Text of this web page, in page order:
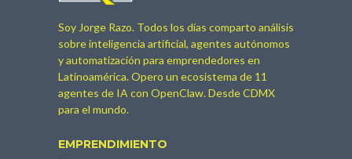
Soy Jorge Razo. Todos los días comparto análisis
sobre inteligencia artificial, agentes autónomos
y automatización para emprendedores en
Latinoamérica. Opero un ecosistema de 11
agentes de IA con OpenClaw. Desde CDMX
para el mundo.
EMPRENDIMIENTO